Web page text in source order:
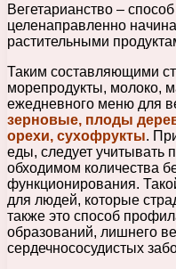
Вегетарианство –
целенаправленно
растительными
Таким составляющими
морепродукты, молоко,
ежедневного меню для
зерновые, плоды
орехи, сухофрукты.
еды, следует учитывать
обходимом количества
функционирования.
для людей, которые
также это способ
образований, лишнего
сердечнососудистых